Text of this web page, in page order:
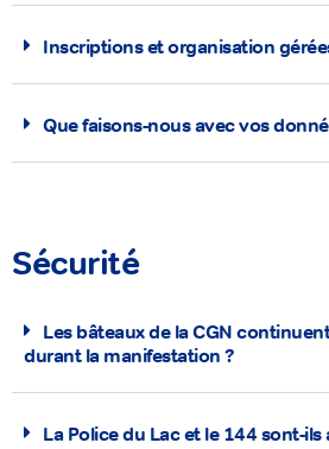
Inscriptions et organisation
Que faisons-nous avec vos
Sécurité
Les bâteaux de la CGN
durant la manifestation ?
La Police du Lac et le 144 sont-